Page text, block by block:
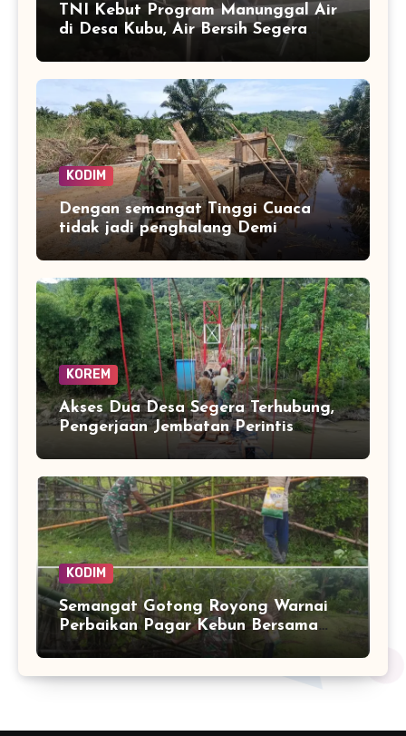
TNI Kebut Program Manunggal Air
di Desa Kubu, Air Bersih Segera
KODIM
Dengan semangat Tinggi Cuaca
tidak jadi penghalang Demi
tuntaskan Jembatan Aramco Desa
Paya laot untuk Percepat Akses
warag
KOREM
Akses Dua Desa Segera Terhubung,
Pengerjaan Jembatan Perintis
Garuda Masuki Tahap Akhir
KODIM
Semangat Gotong Royong Warnai
Perbaikan Pagar Kebun Bersama
Babinsa dan Warga